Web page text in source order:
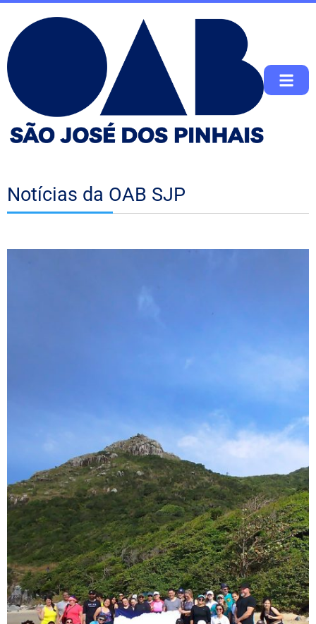
Notícias da OAB SJP